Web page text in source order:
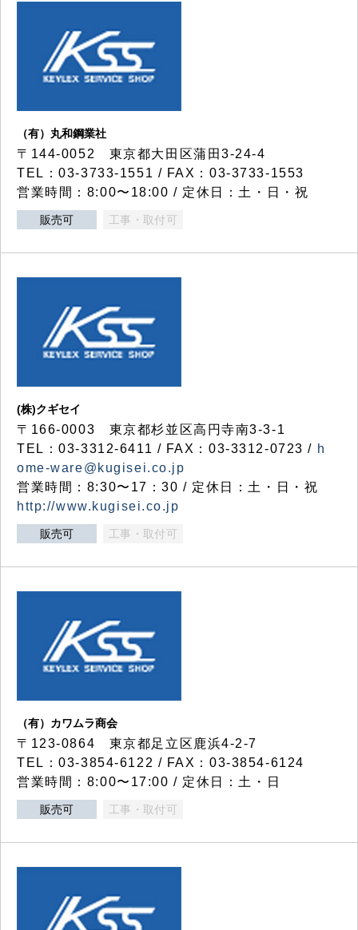
（有）丸和鋼業社
〒144-0052 東京都大田区蒲田3-24-4
TEL：03-3733-1551 / FAX：03-3733-1553
営業時間：8:00〜18:00 / 定休日：土・日・祝
販売可 工事・取付可
(株)クギセイ
〒166-0003 東京都杉並区高円寺南3-3-1
TEL：03-3312-6411 / FAX：03-3312-0723 / h
ome-ware@kugisei.co.jp
営業時間：8:30〜17：30 / 定休日：土・日・祝
http://www.kugisei.co.jp
販売可 工事・取付可
（有）カワムラ商会
〒123-0864 東京都足立区鹿浜4-2-7
TEL：03-3854-6122 / FAX：03-3854-6124
営業時間：8:00〜17:00 / 定休日：土・日
販売可 工事・取付可